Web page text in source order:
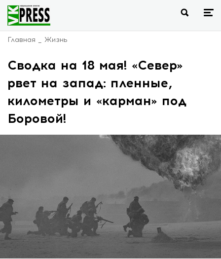
Главная Жизнь
Сводка на 18 мая! «Север»
рвет на запад: пленные,
километры и «карман» под
Боровой!